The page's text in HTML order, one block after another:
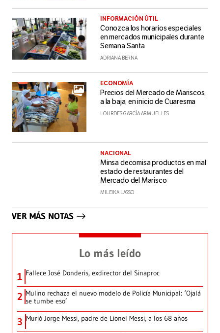
INFORMACIÓN ÚTIL
Conozca los horarios especiales
en mercados municipales durante
Semana Santa
ADRIANA BERNA
ECONOMÍA
Precios del Mercado de Mariscos,
a la baja, en inicio de Cuaresma
LOURDES GARCÍA ARMUELLES
NACIONAL
Minsa decomisa productos en mal
estado de restaurantes del
Mercado del Marisco
MILEIKA LASSO
VER MÁS NOTAS
Lo más leído
1 Fallece José Donderis, exdirector del Sinaproc
2 Mulino rechaza el nuevo modelo de Policía Municipal: ‘Ojalá
se tumbe eso’
3 Murió Jorge Messi, padre de Lionel Messi, a los 68 años